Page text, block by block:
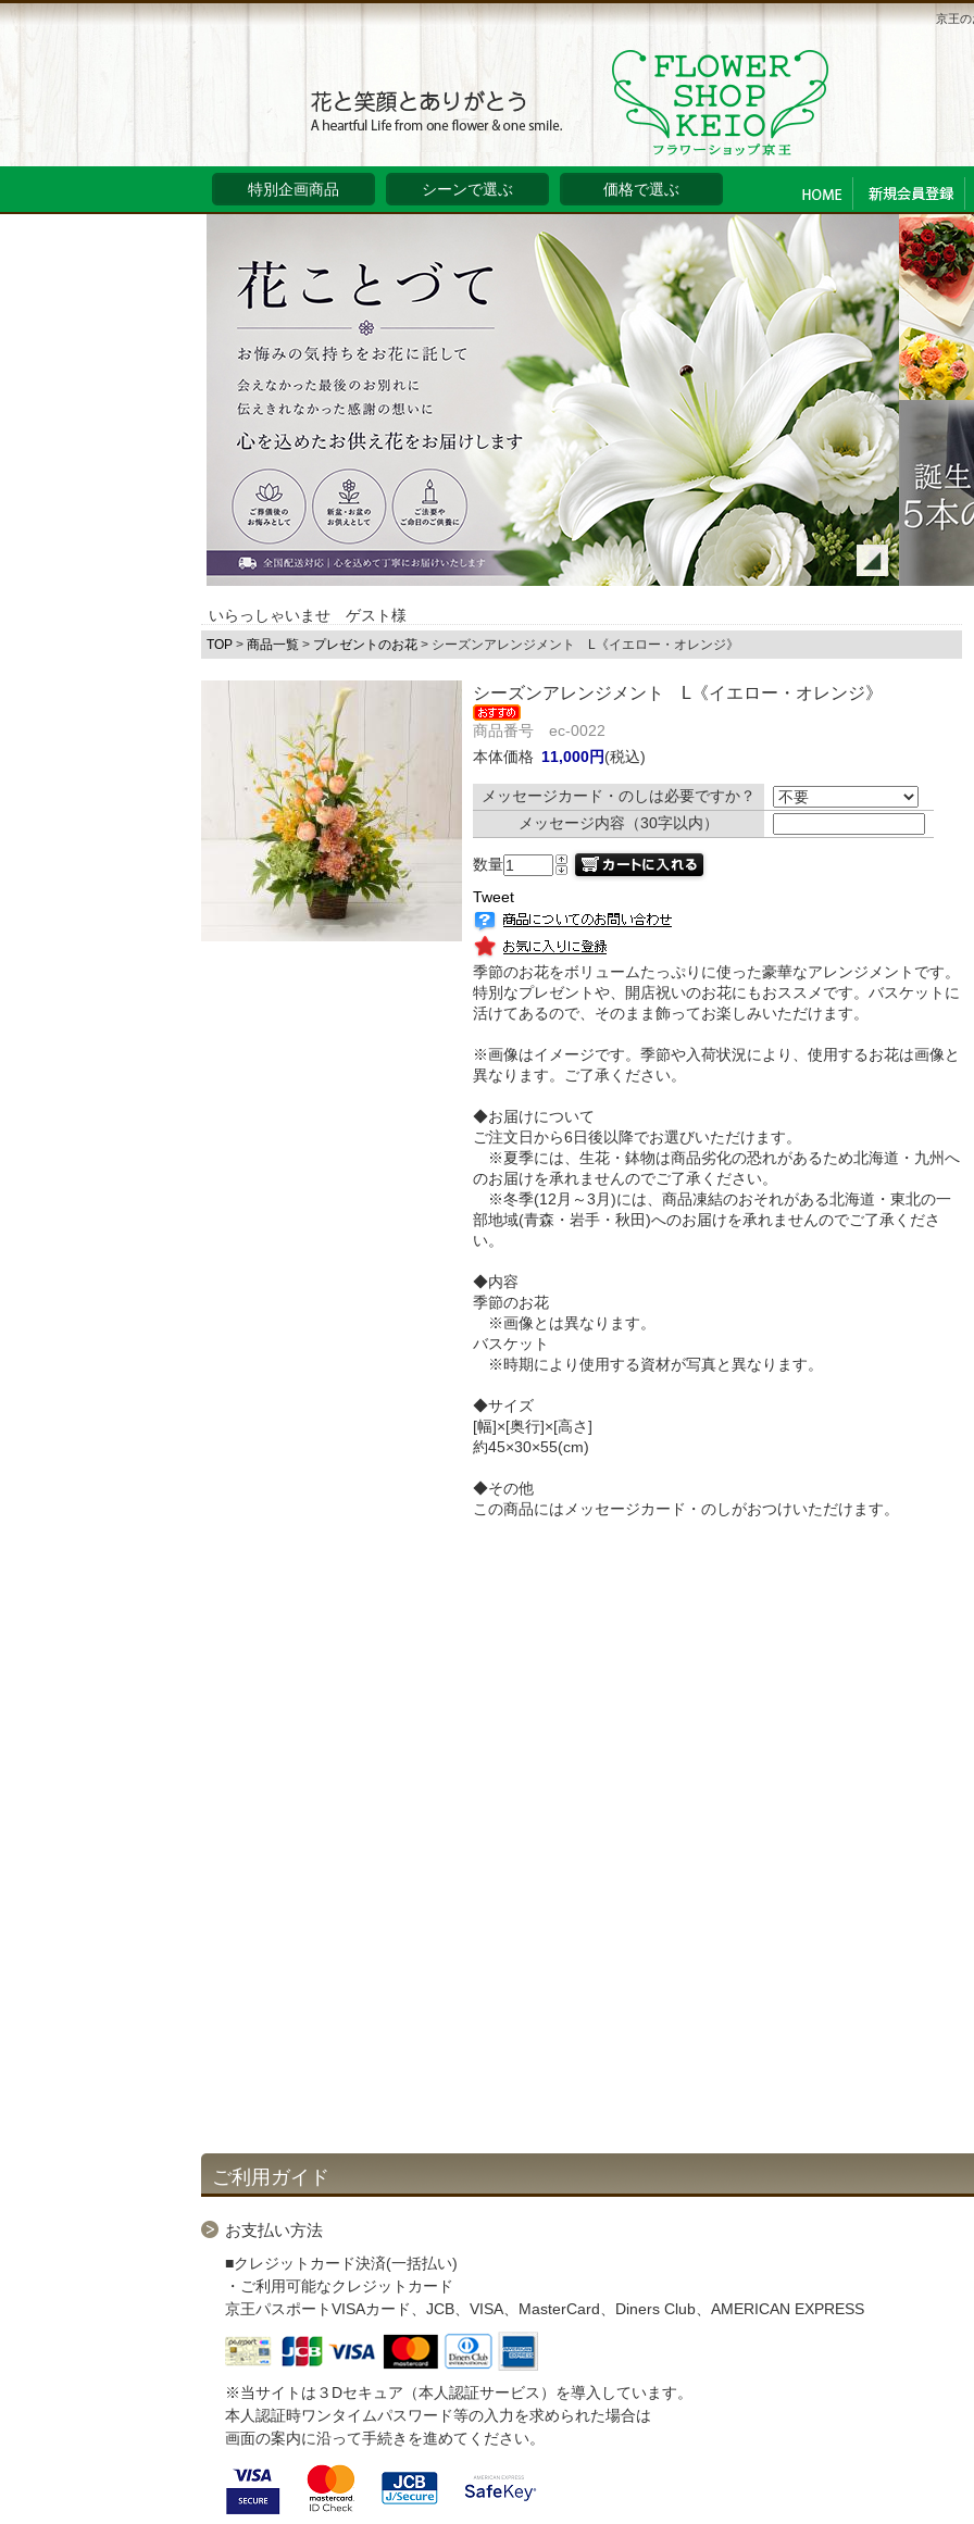
京王の
特別企画商品 シーンで選ぶ 価格で選ぶ
いらっしゃいませ ゲスト様
TOP> 商品一覧> プレゼントのお花> シーズンアレンジメント L《イエロー・オレンジ》
シーズンアレンジメント L《イエロー・オレンジ》
商品番号 ec-0022
本体価格 11,000円(税込)
メッセージカード・のしは必要ですか？
メッセージ内容（30字以内）
数量
Tweet
季節のお花をボリュームたっぷりに使った豪華なアレンジメントです。
特別なプレゼントや、開店祝いのお花にもおススメです。バスケットに
活けてあるので、そのまま飾ってお楽しみいただけます。
※画像はイメージです。季節や入荷状況により、使用するお花は画像と
異なります。ご了承ください。
◆お届けについて
ご注文日から6日後以降でお選びいただけます。
※夏季には、生花・鉢物は商品劣化の恐れがあるため北海道・九州へ
のお届けを承れませんのでご了承ください。
※冬季(12月～3月)には、商品凍結のおそれがある北海道・東北の一
部地域(青森・岩手・秋田)へのお届けを承れませんのでご了承くださ
い。
◆内容
季節のお花
※画像とは異なります。
バスケット
※時期により使用する資材が写真と異なります。
◆サイズ
[幅]×[奥行]×[高さ]
約45×30×55(cm)
◆その他
この商品にはメッセージカード・のしがおつけいただけます。
ご利用ガイド
お支払い方法
■クレジットカード決済(一括払い)
・ご利用可能なクレジットカード
京王パスポートVISAカード、JCB、VISA、MasterCard、Diners Club、AMERICAN EXPRESS
※当サイトは３Dセキュア（本人認証サービス）を導入しています。
本人認証時ワンタイムパスワード等の入力を求められた場合は
画面の案内に沿って手続きを進めてください。